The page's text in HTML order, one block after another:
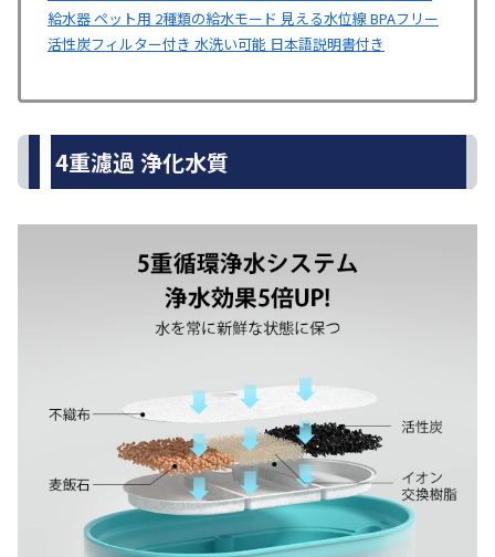
給水器 ペット用 2種類の給水モード 見える水位線 BPAフリー
活性炭フィルター付き 水洗い可能 日本語説明書付き
4重濾過 浄化水質